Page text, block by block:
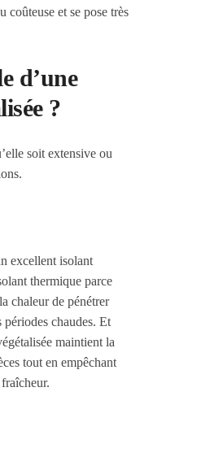
coûteuse et se pose très
d’une
?
soit extensive ou
excellent isolant
thermique parce
chaleur de pénétrer
périodes chaudes. Et
maintient la
tout en empêchant